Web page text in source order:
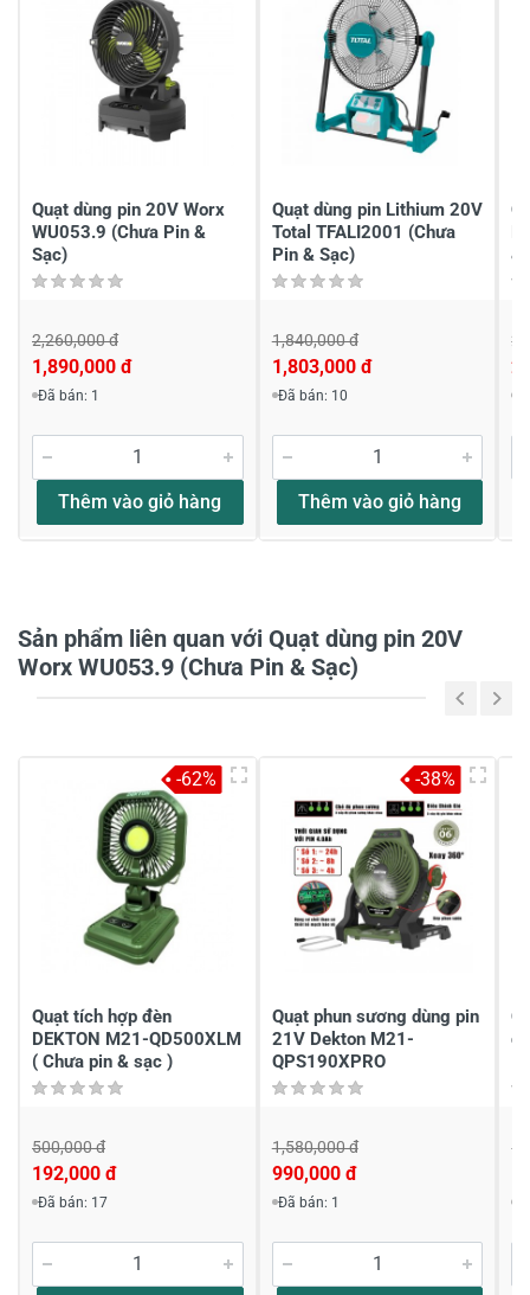
2
-
1
-
Chia sẻ nhận xét về sản phẩm
Viết nhận xét về sản phẩm
Đánh giá sao
Tiêu đề của nhận xét *
Gửi nhận xét
Quạt dùng pin 20V Worx
WU053.9 (Chưa Pin &
Sạc)
2,260,000 đ
1,890,000 đ
Đã bán: 1
Thêm vào giỏ hàng
Quạt dùng pin Lithium 20V
Total TFALI2001 (Chưa
Pin & Sạc)
1,840,000 đ
1,803,000 đ
Đã bán: 10
Thêm vào giỏ hàng
&
Sản phẩm liên quan với Quạt dùng pin 20V
Worx WU053.9 (Chưa Pin & Sạc)
Quạt tích hợp đèn
DEKTON M21-QD500XLM
( Chưa pin & sạc )
500,000 đ
192,000 đ
Đã bán: 17
-62%
Quạt phun sương dùng pin
21V Dekton M21-
QPS190XPRO
1,580,000 đ
990,000 đ
Đã bán: 1
-38%